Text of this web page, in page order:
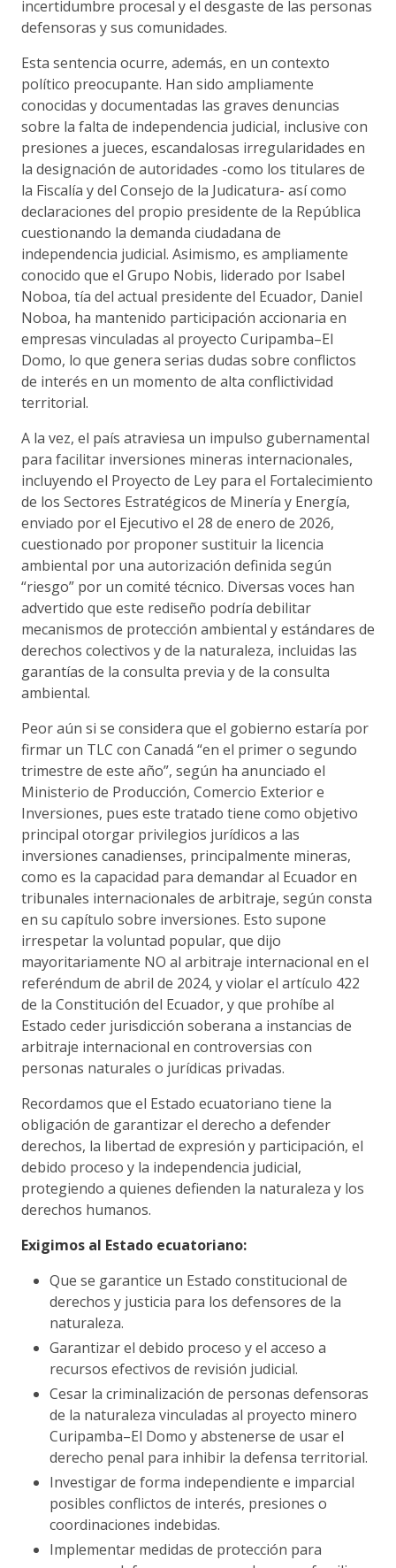
incertidumbre procesal y el desgaste de las personas
defensoras y sus comunidades.
Esta sentencia ocurre, además, en un contexto
político preocupante. Han sido ampliamente
conocidas y documentadas las graves denuncias
sobre la falta de independencia judicial, inclusive con
presiones a jueces, escandalosas irregularidades en
la designación de autoridades -como los titulares de
la Fiscalía y del Consejo de la Judicatura- así como
declaraciones del propio presidente de la República
cuestionando la demanda ciudadana de
independencia judicial. Asimismo, es ampliamente
conocido que el Grupo Nobis, liderado por Isabel
Noboa, tía del actual presidente del Ecuador, Daniel
Noboa, ha mantenido participación accionaria en
empresas vinculadas al proyecto Curipamba–El
Domo, lo que genera serias dudas sobre conflictos
de interés en un momento de alta conflictividad
territorial.
A la vez, el país atraviesa un impulso gubernamental
para facilitar inversiones mineras internacionales,
incluyendo el Proyecto de Ley para el Fortalecimiento
de los Sectores Estratégicos de Minería y Energía,
enviado por el Ejecutivo el 28 de enero de 2026,
cuestionado por proponer sustituir la licencia
ambiental por una autorización definida según
“riesgo” por un comité técnico. Diversas voces han
advertido que este rediseño podría debilitar
mecanismos de protección ambiental y estándares de
derechos colectivos y de la naturaleza, incluidas las
garantías de la consulta previa y de la consulta
ambiental.
Peor aún si se considera que el gobierno estaría por
firmar un TLC con Canadá “en el primer o segundo
trimestre de este año”, según ha anunciado el
Ministerio de Producción, Comercio Exterior e
Inversiones, pues este tratado tiene como objetivo
principal otorgar privilegios jurídicos a las
inversiones canadienses, principalmente mineras,
como es la capacidad para demandar al Ecuador en
tribunales internacionales de arbitraje, según consta
en su capítulo sobre inversiones. Esto supone
irrespetar la voluntad popular, que dijo
mayoritariamente NO al arbitraje internacional en el
referéndum de abril de 2024, y violar el artículo 422
de la Constitución del Ecuador, y que prohíbe al
Estado ceder jurisdicción soberana a instancias de
arbitraje internacional en controversias con
personas naturales o jurídicas privadas.
Recordamos que el Estado ecuatoriano tiene la
obligación de garantizar el derecho a defender
derechos, la libertad de expresión y participación, el
debido proceso y la independencia judicial,
protegiendo a quienes defienden la naturaleza y los
derechos humanos.
Exigimos al Estado ecuatoriano:
Que se garantice un Estado constitucional de
derechos y justicia para los defensores de la
naturaleza.
Garantizar el debido proceso y el acceso a
recursos efectivos de revisión judicial.
Cesar la criminalización de personas defensoras
de la naturaleza vinculadas al proyecto minero
Curipamba–El Domo y abstenerse de usar el
derecho penal para inhibir la defensa territorial.
Investigar de forma independiente e imparcial
posibles conflictos de interés, presiones o
coordinaciones indebidas.
Implementar medidas de protección para